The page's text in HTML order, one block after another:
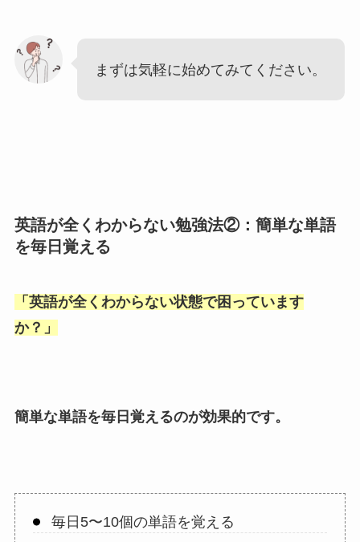
まずは気軽に始めてみてください。
英語が全くわからない勉強法②：簡単な単語
を毎日覚える
「 英語が全くわからない状態で困っています
か？ 」
簡単な単語を毎日覚えるのが効果的です。
毎日5〜10個の単語を覚える